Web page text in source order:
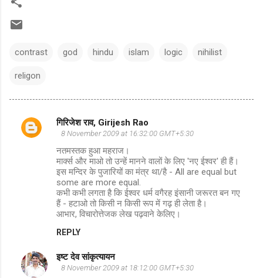
contrast god hindu islam logic nihilist
religon
C
गिरिजेश राव, Girijesh Rao
8 November 2009 at 16:32:00 GMT+5:30
नतमस्तक हुआ महराज।
मार्क्स और माओ तो उन्हें मानने वालों के लिए 'नए ईश्वर' ही हैं।
इस मन्दिर के पुजारियों का मंत्र था/है - All are equal but
some are more equal.
कभी कभी लगता है कि ईश्वर धर्म वगैरह इंसानी जरूरत बन गए
हैं - हटाओ तो किसी न किसी रूप में गढ़ ही लेता है।
आभार, विचारोत्तेजक लेख पढ़वाने केलिए।
REPLY
इष्ट देव सांकृत्यायन
8 November 2009 at 18:12:00 GMT+5:30